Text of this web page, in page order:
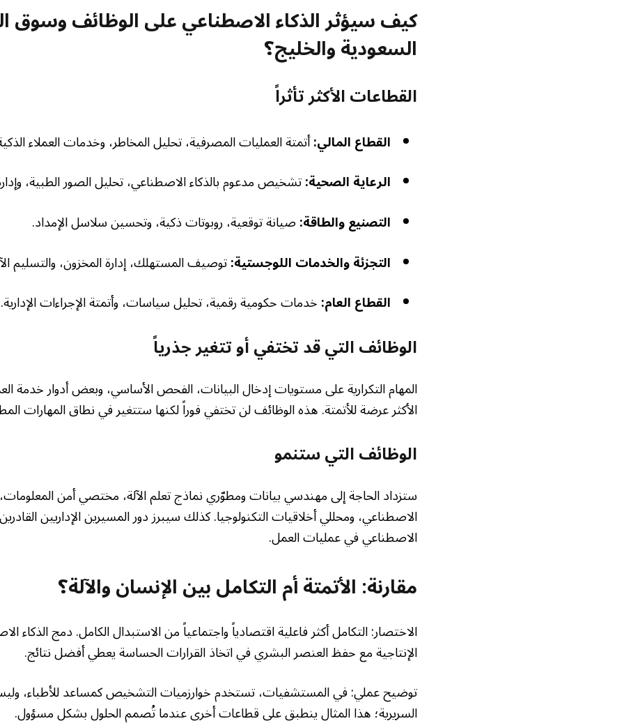
كيف سيؤثر الذكاء الاصطناعي على الوظائف وسوق
السعودية والخليج؟
القطاعات الأكثر تأثراً
القطاع المالي:أتمتة العمليات المصرفية، تحليل المخاطر، وخدمات العملاء
الرعاية الصحية:تشخيص مدعوم بالذكاء الاصطناعي، تحليل الصور الطبية،
التصنيع والطاقة:صيانة توقعية، روبوتات ذكية، وتحسين سلاسل الإمداد.
التجزئة والخدمات اللوجستية:توصيف المستهلك، إدارة المخزون، والتسليم
القطاع العام:خدمات حكومية رقمية، تحليل سياسات، وأتمتة الإجراءات الإدارية.
الوظائف التي قد تختفي أو تتغير جذرياً
المهام التكرارية على مستويات إدخال البيانات، الفحص الأساسي، وبعض أدوار خدمة
الأكثر عرضة للأتمتة. هذه الوظائف لن تختفي فوراً لكنها ستتغير في نطاق المهارات
الوظائف التي ستنمو
ستزداد الحاجة إلى مهندسي بيانات ومطوّري نماذج تعلم الآلة، مختصي أمن
الاصطناعي، ومحللي أخلاقيات التكنولوجيا. كذلك سيبرز دور المسيرين الإداريين
الاصطناعي في عمليات العمل.
مقارنة: الأتمتة أم التكامل بين الإنسان والآلة؟
الاختصار: التكامل أكثر فاعلية اقتصادياً واجتماعياً من الاستبدال الكامل. دمج الذكاء
الإنتاجية مع حفظ العنصر البشري في اتخاذ القرارات الحساسة يعطي أفضل نتائج.
توضيح عملي: في المستشفيات، تستخدم خوارزميات التشخيص كمساعد للأطباء،
السريرية؛ هذا المثال ينطبق على قطاعات أخرى عندما تُصمم الحلول بشكل مسؤول.